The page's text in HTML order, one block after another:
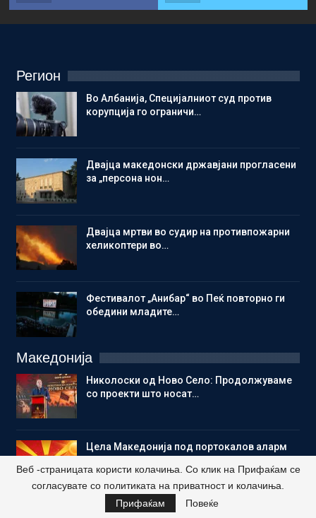
Регион
Во Албанија, Специјалниот суд против
корупција го ограничи…
Двајца македонски државјани прогласени
за „персона нон…
Двајца мртви во судир на противпожарни
хеликоптери во…
Фестивалот „Анибар“ во Пеќ повторно ги
обедини младите…
Македонија
Николоски од Ново Село: Продолжуваме
со проекти што носат…
Цела Македонија под портокалов аларм
ВЛЕН: Охридскиот договор не е
Веб -страницата користи колачиња. Со клик на Прифаќам се
согласувате со политиката на приватност и колачиња.
Прифаќам
Повеќе